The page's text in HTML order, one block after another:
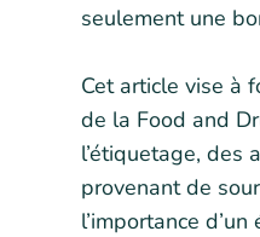
seulement une
Cet article vise à
de la Food and
l’étiquetage, des
provenant de
l’importance